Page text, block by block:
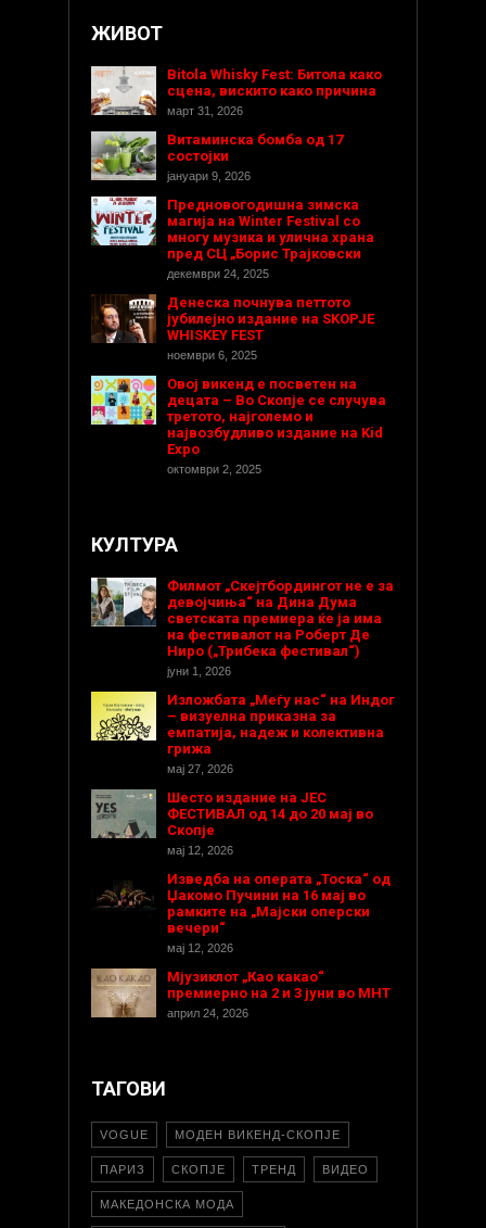
ЖИВОТ
Bitola Whisky Fest: Битола како
сцена, вискито како причина
март 31, 2026
Витаминска бомба од 17
состојки
јануари 9, 2026
Предновогодишнa зимска
магија на Winter Festival со
многу музика и улична храна
пред СЦ „Борис Трајковски
декември 24, 2025
Денеска почнува петтото
јубилејно издание на SKOPJE
WHISKEY FEST
ноември 6, 2025
Овој викенд е посветен на
децата – Во Скопје се случува
третото, најголемо и
највозбудливо издание на Kid
Expo
октомври 2, 2025
КУЛТУРА
Филмот „Скејтбордингот не е за
девојчиња“ на Дина Дума
светската премиера ќе ја има
на фестивалот на Роберт Де
Ниро („Трибека фестивал“)
јуни 1, 2026
Изложбата „Меѓу нас“ на Индог
– визуелна приказна за
емпатија, надеж и колективна
грижа
мај 27, 2026
Шесто издание на ЈЕС
ФЕСТИВАЛ од 14 до 20 мај во
Скопје
мај 12, 2026
Изведба на операта „Тоска“ од
Џакомо Пучини на 16 мај во
рамките на „Мајски оперски
вечери“
мај 12, 2026
Мјузиклот „Као какао“
премиерно на 2 и 3 јуни во МНТ
април 24, 2026
ТАГОВИ
VOGUE МОДЕН ВИКЕНД-СКОПЈЕ
ПАРИЗ СКОПЈЕ ТРЕНД ВИДЕО
МАКЕДОНСКА МОДА